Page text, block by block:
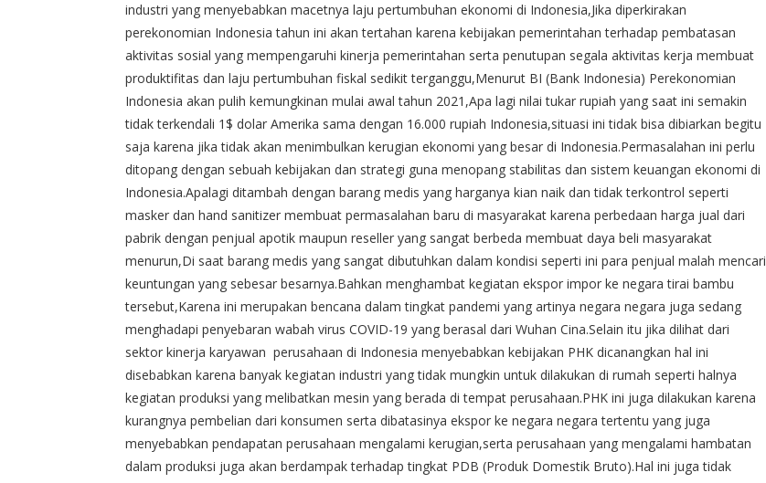
industri yang menyebabkan macetnya laju pertumbuhan ekonomi di Indonesia,Jika diperkirakan
perekonomian Indonesia tahun ini akan tertahan karena kebijakan pemerintahan terhadap pembatasan
aktivitas sosial yang mempengaruhi kinerja pemerintahan serta penutupan segala aktivitas kerja membuat
produktifitas dan laju pertumbuhan fiskal sedikit terganggu,Menurut BI (Bank Indonesia) Perekonomian
Indonesia akan pulih kemungkinan mulai awal tahun 2021,Apa lagi nilai tukar rupiah yang saat ini semakin
tidak terkendali 1$ dolar Amerika sama dengan 16.000 rupiah Indonesia,situasi ini tidak bisa dibiarkan begitu
saja karena jika tidak akan menimbulkan kerugian ekonomi yang besar di Indonesia.Permasalahan ini perlu
ditopang dengan sebuah kebijakan dan strategi guna menopang stabilitas dan sistem keuangan ekonomi di
Indonesia.Apalagi ditambah dengan barang medis yang harganya kian naik dan tidak terkontrol seperti
masker dan hand sanitizer membuat permasalahan baru di masyarakat karena perbedaan harga jual dari
pabrik dengan penjual apotik maupun reseller yang sangat berbeda membuat daya beli masyarakat
menurun,Di saat barang medis yang sangat dibutuhkan dalam kondisi seperti ini para penjual malah mencari
keuntungan yang sebesar besarnya.Bahkan menghambat kegiatan ekspor impor ke negara tirai bambu
tersebut,Karena ini merupakan bencana dalam tingkat pandemi yang artinya negara negara juga sedang
menghadapi penyebaran wabah virus COVID-19 yang berasal dari Wuhan Cina.Selain itu jika dilihat dari
sektor kinerja karyawan perusahaan di Indonesia menyebabkan kebijakan PHK dicanangkan hal ini
disebabkan karena banyak kegiatan industri yang tidak mungkin untuk dilakukan di rumah seperti halnya
kegiatan produksi yang melibatkan mesin yang berada di tempat perusahaan.PHK ini juga dilakukan karena
kurangnya pembelian dari konsumen serta dibatasinya ekspor ke negara negara tertentu yang juga
menyebabkan pendapatan perusahaan mengalami kerugian,serta perusahaan yang mengalami hambatan
dalam produksi juga akan berdampak terhadap tingkat PDB (Produk Domestik Bruto).Hal ini juga tidak